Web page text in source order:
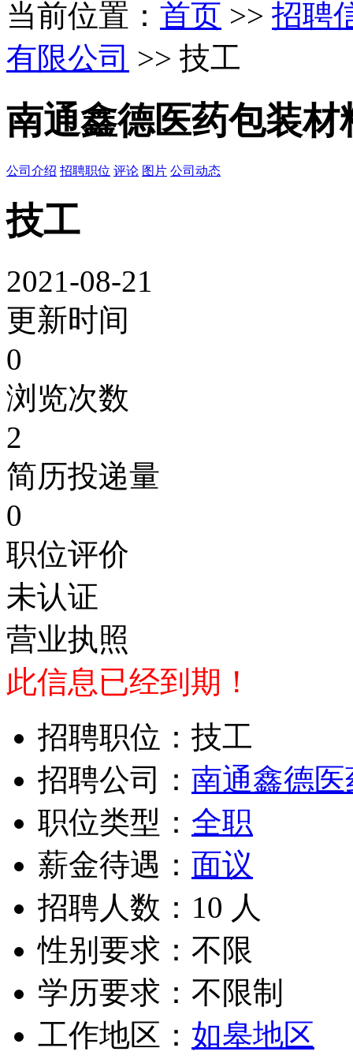
当前位置： 首页 >> 招聘
有限公司 >> 技工
南通鑫德医药包装材
公司介绍 招聘职位 评论 图片 公司动态
技工
2021-08-21
更新时间
0
浏览次数
2
简历投递量
0
职位评价
未认证
营业执照
此信息已经到期！
招聘职位：技工
招聘公司： 南通鑫德
职位类型： 全职
薪金待遇： 面议
招聘人数：10 人
性别要求：不限
学历要求：不限制
工作地区： 如皋地区